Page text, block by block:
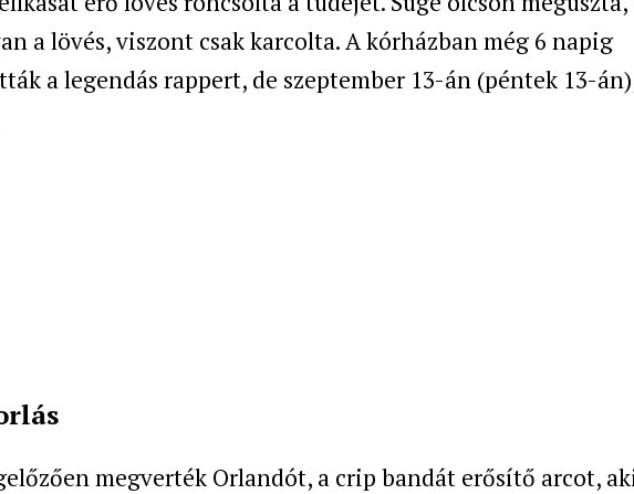
a lövés, viszont csak karcolta. A kórházban még 6 napig
a legendás rappert, de szeptember 13-án (péntek 13-
megverték Orlandót, a crip bandát erősítő arcot,